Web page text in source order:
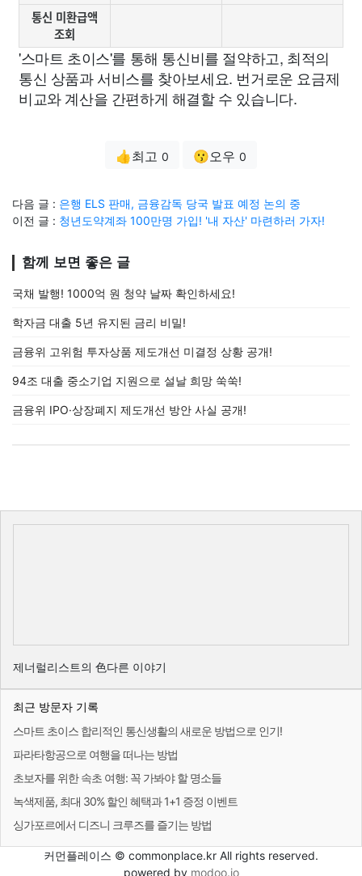
통신 미환급액
조회
'스마트 초이스'를 통해 통신비를 절약하고, 최적의
통신 상품과 서비스를 찾아보세요. 번거로운 요금제
비교와 계산을 간편하게 해결할 수 있습니다.
👍최고 0 😗오우 0
다음 글 : 은행 ELS 판매, 금융감독 당국 발표 예정 논의 중
이전 글 : 청년도약계좌 100만명 가입! '내 자산' 마련하러 가자!
함께 보면 좋은 글
국채 발행! 1000억 원 청약 날짜 확인하세요!
학자금 대출 5년 유지된 금리 비밀!
금융위 고위험 투자상품 제도개선 미결정 상황 공개!
94조 대출 중소기업 지원으로 설날 희망 쑥쑥!
금융위 IPO·상장폐지 제도개선 방안 사실 공개!
제너럴리스트의 色다른 이야기
최근 방문자 기록
스마트 초이스 합리적인 통신생활의 새로운 방법으로 인기!
파라타항공으로 여행을 떠나는 방법
초보자를 위한 속초 여행: 꼭 가봐야 할 명소들
녹색제품, 최대 30% 할인 혜택과 1+1 증정 이벤트
싱가포르에서 디즈니 크루즈를 즐기는 방법
커먼플레이스 © commonplace.kr All rights reserved.
powered by modoo.io